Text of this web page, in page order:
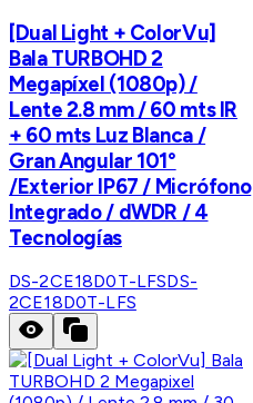
[Dual Light + ColorVu]
Bala TURBOHD 2
Megapíxel (1080p) /
Lente 2.8 mm / 60 mts IR
+ 60 mts Luz Blanca /
Gran Angular 101°
/Exterior IP67 / Micrófono
Integrado / dWDR / 4
Tecnologías
DS-2CE18D0T-LFSDS-
2CE18D0T-LFS